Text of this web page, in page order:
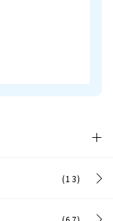
(13)